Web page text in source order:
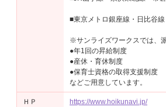
■東京メトロ銀座線・日比谷
※サンライズワークスでは、
●年1回の昇給制度
●産休・育休制度
●保育士資格の取得支援制度
などご用意しています。
ＨＰ https://www.hoikunavi.jp/